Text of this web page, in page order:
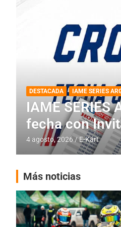
DESTACADA INFORME
RMC
histórica en
4 agosto, 2026 E-Kart
Más noticias